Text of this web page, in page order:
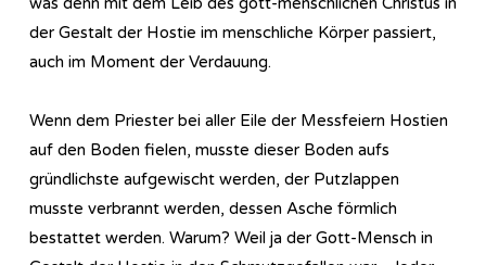
der Gestalt der Hostie im menschliche Körper passiert,
auch im Moment der Verdauung.
Wenn dem Priester bei aller Eile der Messfeiern Hostien
auf den Boden fielen, musste dieser Boden aufs
gründlichste aufgewischt werden, der Putzlappen
musste verbrannt werden, dessen Asche förmlich
bestattet werden. Warum? Weil ja der Gott-Mensch in